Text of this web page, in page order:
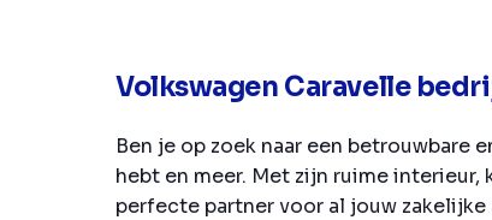
Volkswagen Caravelle
Ben je op zoek naar een
hebt en meer. Met zijn ruime
perfecte partner voor al jouw zakelijke